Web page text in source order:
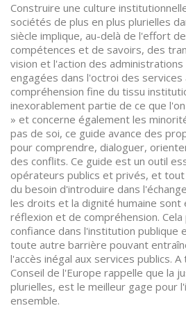
Construire une culture
sociétés de plus en plus plurielles
siècle implique, au-delà de l'effort
compétences et de savoirs, des
vision et l'action des
engagées dans l'octroi des services
compréhension fine du tissu
inexorablement partie de ce que
» et concerne également les
pas de soi, ce guide avance des
pour comprendre, dialoguer,
des conflits. Ce guide est un outil
opérateurs publics et privés, et
du besoin d'introduire dans
les droits et la dignité humaine sont
réflexion et de compréhension.
confiance dans l'institution publique
toute autre barrière pouvant
l'accès inégal aux services publics.
Conseil de l'Europe rappelle que la
plurielles, est le meilleur gage pour
ensemble.